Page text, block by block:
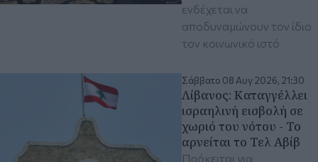
ενδέχεται να
αποδυναμώνουν τον ίδιο
τον κοινωνικό ιστό
Σάββατο 08 Αυγ 2026, 21:30
Λίβανος: Καταγγέλλει
ισραηλινή εισβολή σε
χωριό του νότου - Το
αρνείται το Τελ Αβίβ
Πρόκειται για